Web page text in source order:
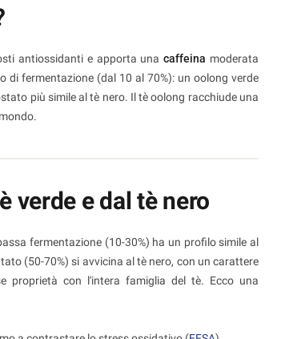
antiossidanti e apporta unacaffeina moderata
fermentazione (dal 10 al 70%): un oolong verde
più simile al tè nero. Il tè oolong racchiude una
verde e dal tè nero
fermentazione (10-30%) ha un profilo simile al
(50-70%) si avvicina al tè nero, con un carattere
proprietà con l'intera famiglia del tè. Ecco una